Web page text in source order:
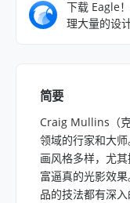
下载 Eagle
理大量的设
简要
Craig Mullins（克
领域的行家和大
画风格多样，尤
富逼真的光影效
品的技法都有深